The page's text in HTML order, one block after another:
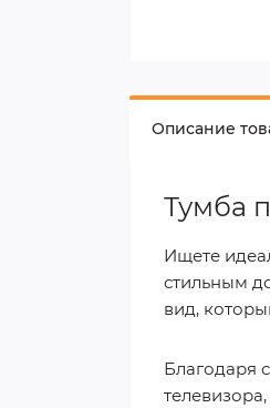
Описание
Тумба
Ищете
стильным
вид,
Благодаря